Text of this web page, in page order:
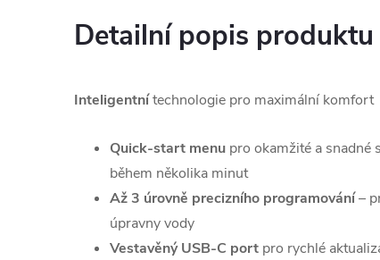
Detailní popis produktu
Inteligentnítechnologie pro maximální komfort
Quick-start menu pro okamžité a snadné
během několika minut
Až 3 úrovně precizního programování–
úpravny vody
Vestavěný USB-C port pro rychlé